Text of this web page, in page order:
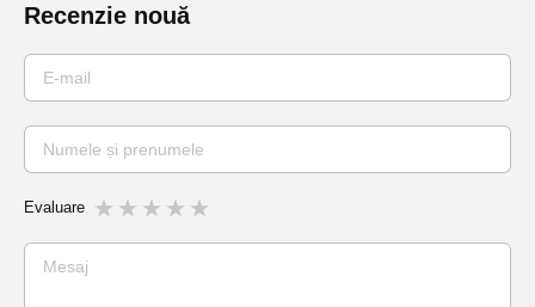
Recenzie nouă
Evaluare